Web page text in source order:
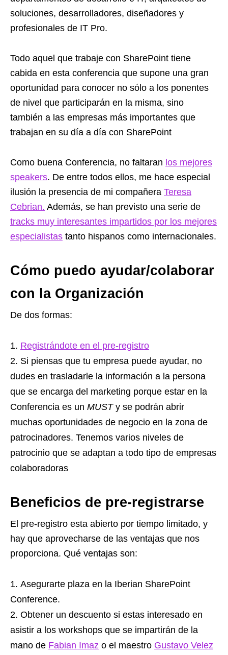
soluciones, desarrolladores, diseñadores y
profesionales de IT Pro.
Todo aquel que trabaje con SharePoint tiene
cabida en esta conferencia que supone una gran
oportunidad para conocer no sólo a los ponentes
de nivel que participarán en la misma, sino
también a las empresas más importantes que
trabajan en su día a día con SharePoint
Como buena Conferencia, no faltaran los mejores
speakers. De entre todos ellos, me hace especial
ilusión la presencia de mi compañera Teresa
Cebrian. Además, se han previsto una serie de
tracks muy interesantes impartidos por los mejores
especialistas tanto hispanos como internacionales.
Cómo puedo ayudar/colaborar
con la Organización
De dos formas:
Registrándote en el pre-registro
Si piensas que tu empresa puede ayudar, no
dudes en trasladarle la información a la persona
que se encarga del marketing porque estar en la
Conferencia es un MUSTy se podrán abrir
muchas oportunidades de negocio en la zona de
patrocinadores. Tenemos varios niveles de
patrocinio que se adaptan a todo tipo de empresas
colaboradoras
Beneficios de pre-registrarse
El pre-registro esta abierto por tiempo limitado, y
hay que aprovecharse de las ventajas que nos
proporciona. Qué ventajas son:
Asegurarte plaza en la Iberian SharePoint
Conference.
Obtener un descuento si estas interesado en
asistir a los workshops que se impartirán de la
mano de Fabian Imaz o el maestro Gustavo Velez